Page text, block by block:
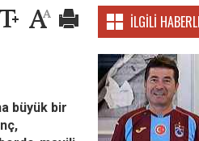
büyük bir
İLGILI